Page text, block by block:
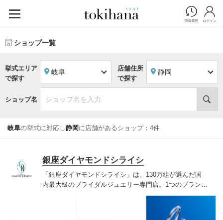
ショップ一覧
挙式エリア
で探す
岐阜
店舗住所
で探す
静岡
ショップ名
岐阜の挙式に対応し静岡 に店舗があるショップ：4件
銀座ダイヤモンドシライシ
「銀座ダイヤモンドシライシ」は、130万組が選んだ国
内最大級のブライダルジュエリー専門店。1つのブランド
では国内最大級の700種類以上の豊富なデザインを取り
揃え、ふたりの「似合う」と「好き」を同時に叶えた満
足の選択ができる指輪をご提案しています。多くのお客